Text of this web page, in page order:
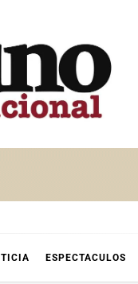
ESPECTACULOS